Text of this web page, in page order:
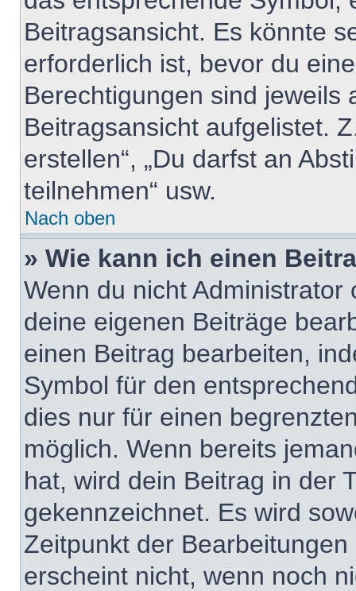
Beitragsansicht. Es könnte
erforderlich ist, bevor du
Berechtigungen sind jeweils
Beitragsansicht aufgelistet.
erstellen“, „Du darfst an
teilnehmen“ usw.
Nach oben
» Wie kann ich einen
Wenn du nicht
deine eigenen Beiträge
einen Beitrag bearbeiten,
Symbol für den
dies nur für einen
möglich. Wenn bereits
hat, wird dein Beitrag in der
gekennzeichnet. Es wird
Zeitpunkt der
erscheint nicht, wenn noch